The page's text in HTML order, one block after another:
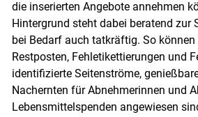
die inserierten Angebote annehmen
Hintergrund steht dabei beratend zur
bei Bedarf auch tatkräftig. So können
Restposten, Fehletikettierungen und
identifizierte Seitenströme,
Nachernten für Abnehmerinnen und
Lebensmittelspenden angewiesen